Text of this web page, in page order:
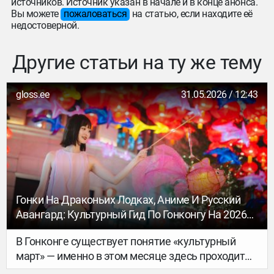
Вы можете пожаловаться на статью, если находите её
недостоверной.
Другие статьи на ту же тему
gloss.ee 31.05.2026 / 12:43
Гонки На Драконьих Лодках, Аниме И Русский
Авангард: Культурный Гид По Гонконгу На 2026
Год
В Гонконге существует понятие «культурный
март» — именно в этом месяце здесь проходит
Art Basel и целый ряд других значимых событий.